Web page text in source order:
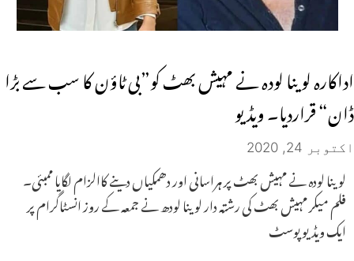
اداکارہ لوینا لودہ نے مہیش بھٹ کو”بی ٹاؤن کا سب سے بڑا
ڈان“ قراردیا۔ ویڈیو
اکتوبر 24, 2020
لوینا لودہ نے مہیش بھٹ پر ہراسانی اور دھمکیاں دینے کاالزام لگایا ممبئی۔
فلم میکر مہیش بھٹ کی رشتہ دار لوینا لودھ نے جمعہ کے روز انسٹاگرام پر
ایک ویڈیو پوسٹ